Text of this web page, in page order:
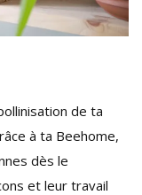
de ta
à ta Beehome,
dès le
et leur travail